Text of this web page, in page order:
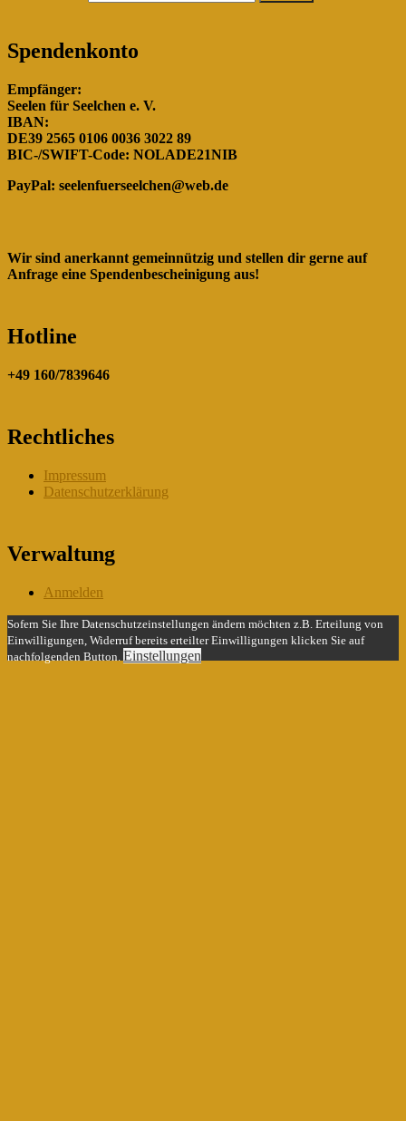
Spendenkonto
Empfänger:
Seelen für Seelchen e. V.
IBAN:
DE39 2565 0106 0036 3022 89
BIC-/SWIFT-Code: NOLADE21NIB
PayPal: seelenfuerseelchen@web.de
Wir sind anerkannt gemeinnützig und stellen dir gerne auf
Anfrage eine Spendenbescheinigung aus!
Hotline
+49 160/7839646
Rechtliches
Impressum
Datenschutzerklärung
Verwaltung
Anmelden
Sofern Sie Ihre Datenschutzeinstellungen ändern möchten z.B. Erteilung von
Einwilligungen, Widerruf bereits erteilter Einwilligungen klicken Sie auf
nachfolgenden Button. Einstellungen